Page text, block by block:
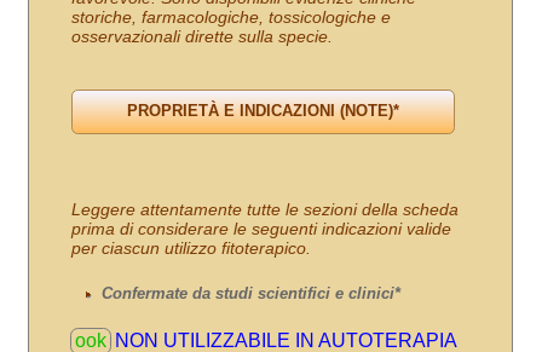
storiche, farmacologiche, tossicologiche e
osservazionali dirette sulla specie.
Leggere attentamente tutte le sezioni della scheda
prima di considerare le seguenti indicazioni valide
per ciascun utilizzo fitoterapico.
Confermate da studi scientifici e clinici*
ook NON UTILIZZABILE IN AUTOTERAPIA